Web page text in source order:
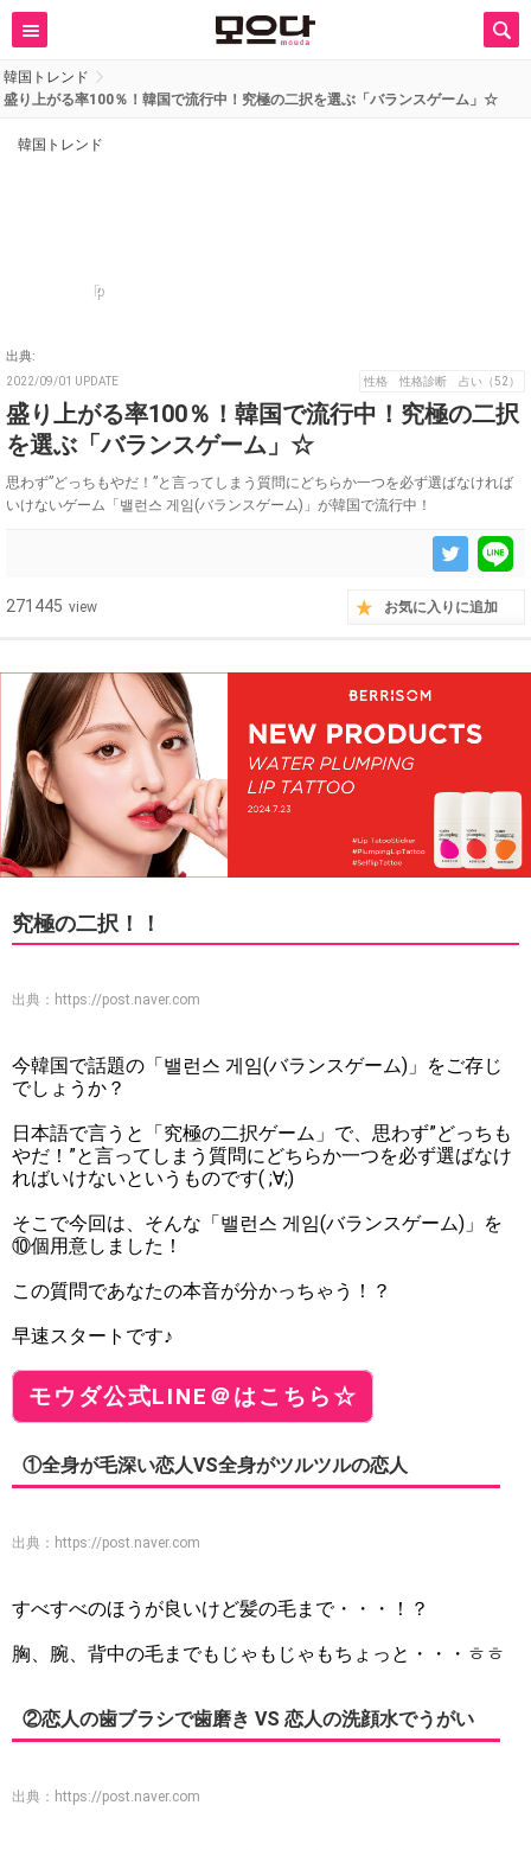
韓国トレンド
盛り上がる率100％！韓国で流行中！究極の二択を選ぶ「バランスゲーム」☆
韓国トレンド
p
出典:
2022/09/01 UPDATE 性格 性格診断 占い（52）
盛り上がる率100％！韓国で流行中！究極の二択
を選ぶ「バランスゲーム」☆
思わず”どっちもやだ！”と言ってしまう質問にどちらか一つを必ず選ばなければ
いけないゲーム「밸런스 게임(バランスゲーム)」が韓国で流行中！
271445 view お気に入りに追加
究極の二択！！
出典： https://post.naver.com
今韓国で話題の「밸런스 게임(バランスゲーム)」をご存じ
でしょうか？
日本語で言うと「究極の二択ゲーム」で、思わず”どっちも
やだ！”と言ってしまう質問にどちらか一つを必ず選ばなけ
ればいけないというものです( ;∀;)
そこで今回は、そんな「밸런스 게임(バランスゲーム)」を
⑩個用意しました！
この質問であなたの本音が分かっちゃう！？
早速スタートです♪
モウダ公式LINE＠はこちら☆
①全身が毛深い恋人VS全身がツルツルの恋人
出典： https://post.naver.com
すべすべのほうが良いけど髪の毛まで・・・！？
胸、腕、背中の毛までもじゃもじゃもちょっと・・・ㅎㅎ
②恋人の歯ブラシで歯磨き VS 恋人の洗顔水でうがい
出典： https://post.naver.com